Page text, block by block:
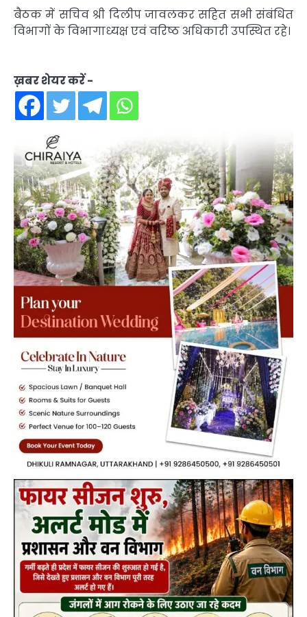
बैठक में सचिव श्री दिलीप जावलकर सहित सभी संबंधित
विभागों के विभागाध्यक्ष एवं वरिष्ठ अधिकारी उपस्थित रहे।
ख़बर शेयर करें -